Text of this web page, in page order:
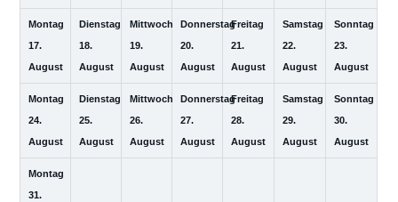
Montag
17.
August
Dienstag
18.
August
Mittwoch
19.
August
Donnerstag
20.
August
Freitag
21.
August
Samstag
22.
August
Sonntag
23.
August
Montag
24.
August
Dienstag
25.
August
Mittwoch
26.
August
Donnerstag
27.
August
Freitag
28.
August
Samstag
29.
August
Sonntag
30.
August
Montag
31.